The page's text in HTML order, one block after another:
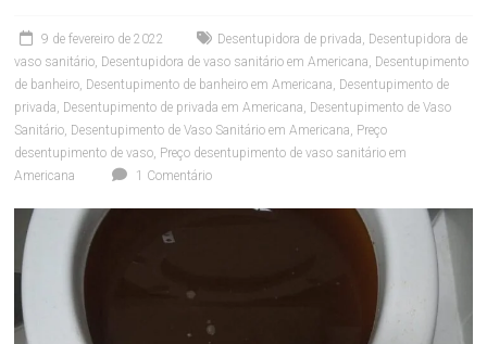
9 de fevereiro de 2022 Desentupidora de privada, Desentupidora de
vaso sanitário, Desentupidora de vaso sanitário em Americana, Desentupimento
de banheiro, Desentupimento de banheiro em Americana, Desentupimento de
privada, Desentupimento de privada em Americana, Desentupimento de Vaso
Sanitário, Desentupimento de Vaso Sanitário em Americana, Preço
desentupimento de vaso, Preço desentupimento de vaso sanitário em
Americana
1 Comentário